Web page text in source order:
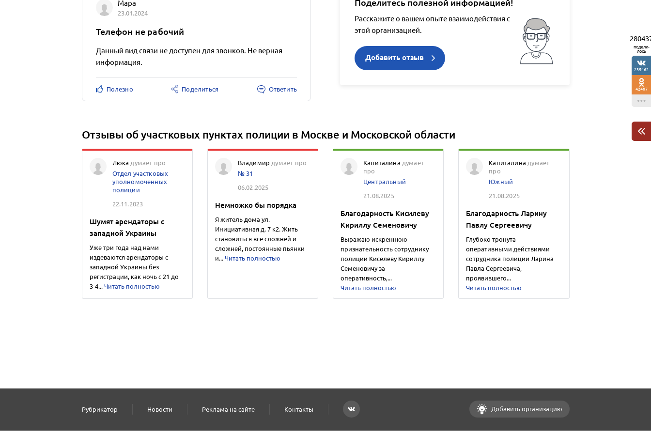
Мара
23.01.2024
Телефон не рабочий
Данный вид связи не доступен для звонков. Не верная
информация.
Полезно Поделиться Ответить
Поделитесь полезной информацией!
Расскажите о вашем опыте взаимодействия с
этой организацией.
Добавить отзыв
Отзывы об участковых пунктах полиции в Москве и Московской области
Люка думает про
Отдел участковых
уполномоченных
полиции
22.11.2023
Шумят арендаторы с
западной Украины
Уже три года над нами
издеваются арендаторы с
западной Украины без
регистрации, как ночь с 21 до
3-4...Читать полностью
Владимир думает про
№ 31
06.02.2025
Немножко бы порядка
Я житель дома ул.
Инициативная д. 7 к2. Жить
становиться все сложней и
сложней, постоянные пьянки
и...Читать полностью
Капиталина думает
про
Центральный
21.08.2025
Благодарность Кисилеву
Кириллу Семеновичу
Выражаю искреннюю
признательность сотруднику
полиции Киселеву Кириллу
Семеновичу за
оперативность,...
Читать полностью
Капиталина думает
про
Южный
21.08.2025
Благодарность Ларину
Павлу Сергеевичу
Глубоко тронута
оперативными действиями
сотрудника полиции Ларина
Павла Сергеевича,
проявившего...
Читать полностью
подели-
лось
235462
42487
Рубрикатор Новости Реклама на сайте Контакты Добавить организацию